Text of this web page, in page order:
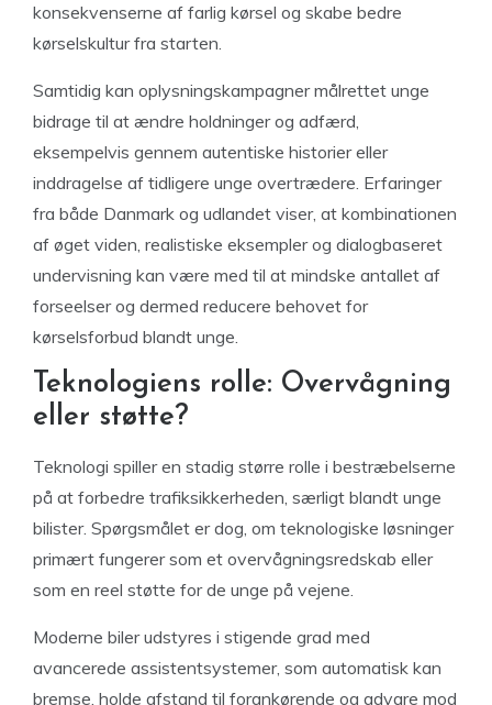
konsekvenserne af farlig kørsel og skabe bedre
kørselskultur fra starten.
Samtidig kan oplysningskampagner målrettet unge
bidrage til at ændre holdninger og adfærd,
eksempelvis gennem autentiske historier eller
inddragelse af tidligere unge overtrædere. Erfaringer
fra både Danmark og udlandet viser, at kombinationen
af øget viden, realistiske eksempler og dialogbaseret
undervisning kan være med til at mindske antallet af
forseelser og dermed reducere behovet for
kørselsforbud blandt unge.
Teknologiens rolle: Overvågning
eller støtte?
Teknologi spiller en stadig større rolle i bestræbelserne
på at forbedre trafiksikkerheden, særligt blandt unge
bilister. Spørgsmålet er dog, om teknologiske løsninger
primært fungerer som et overvågningsredskab eller
som en reel støtte for de unge på vejene.
Moderne biler udstyres i stigende grad med
avancerede assistentsystemer, som automatisk kan
bremse, holde afstand til forankørende og advare mod